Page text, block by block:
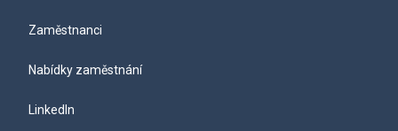
Zaměstnanci
Nabídky zaměstnání
LinkedIn